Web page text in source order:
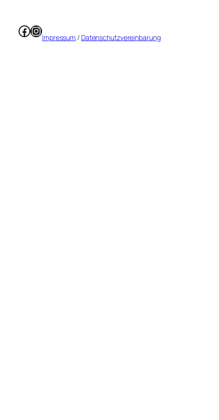
Facebook
Instagram
Impressum / Datenschutzvereinbarung